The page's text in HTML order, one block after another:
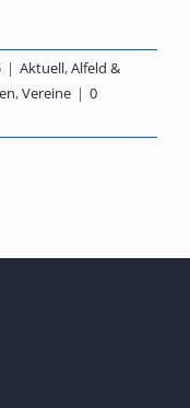
| Aktuell,Alfeld &
,Vereine | 0